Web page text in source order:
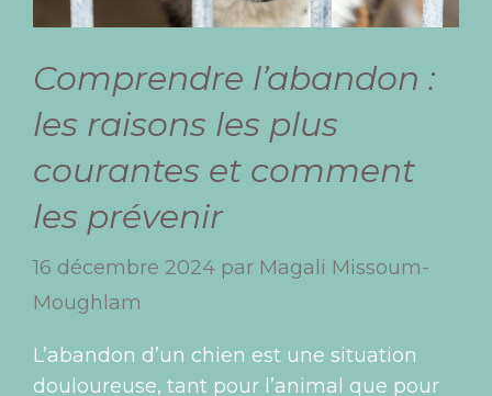
Comprendre l’abandon :
les raisons les plus
courantes et comment
les prévenir
16 décembre 2024 par Magali Missoum-
Moughlam
L’abandon d’un chien est une situation
douloureuse, tant pour l’animal que pour